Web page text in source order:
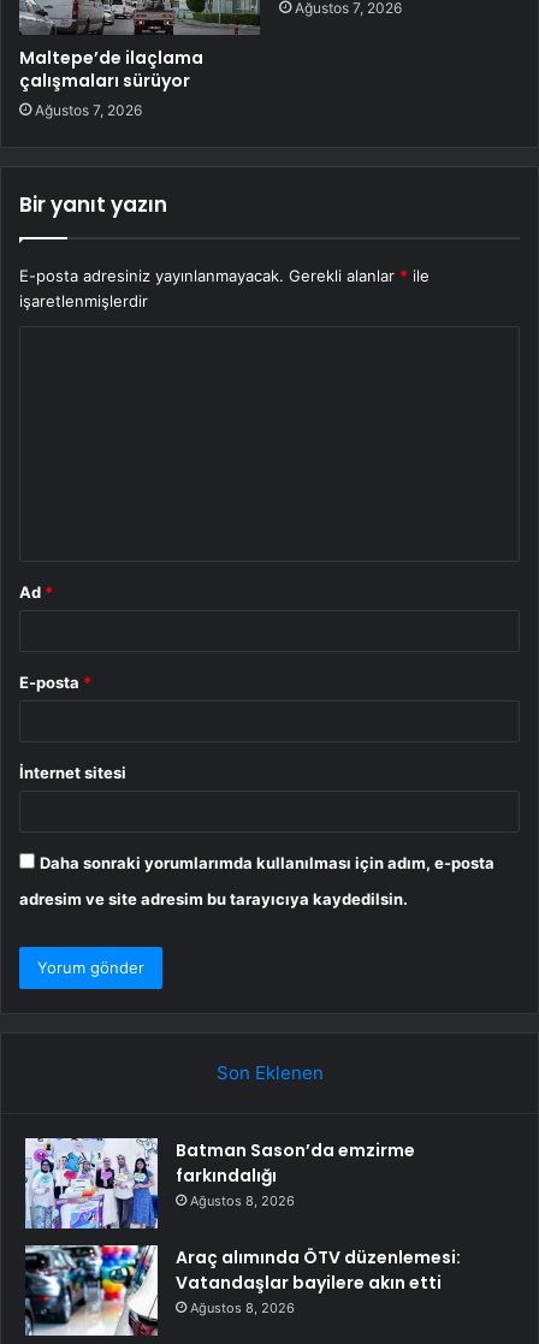
Maltepe’de ilaçlama
çalışmaları sürüyor
Ağustos 7, 2026
Ağustos 7, 2026
Bir yanıt yazın
E-posta adresiniz yayınlanmayacak. Gerekli alanlar * ile
işaretlenmişlerdir
Ad *
E-posta *
İnternet sitesi
Daha sonraki yorumlarımda kullanılması için adım, e-posta
adresim ve site adresim bu tarayıcıya kaydedilsin.
Son Eklenen
Batman Sason’da emzirme
farkındalığı
Ağustos 8, 2026
Araç alımında ÖTV düzenlemesi:
Vatandaşlar bayilere akın etti
Ağustos 8, 2026